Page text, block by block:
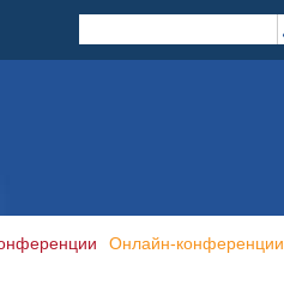
Онлайн-конференции